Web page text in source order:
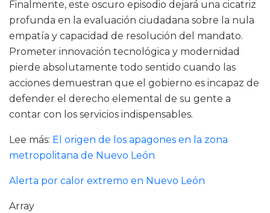
Finalmente, este oscuro episodio dejará una cicatriz
profunda en la evaluación ciudadana sobre la nula
empatía y capacidad de resolución del mandato.
Prometer innovación tecnológica y modernidad
pierde absolutamente todo sentido cuando las
acciones demuestran que el gobierno es incapaz de
defender el derecho elemental de su gente a
contar con los servicios indispensables.
Lee más: El origen de los apagones en la zona
metropolitana de Nuevo León
Alerta por calor extremo en Nuevo León
Array